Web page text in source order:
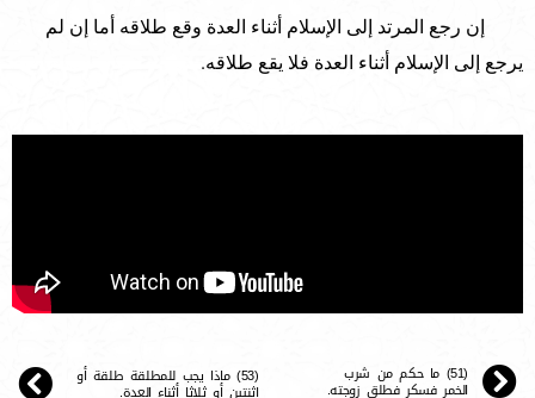
إن رجع المرتد إلى الإسلام أثناء العدة وقع طلاقه أما إن لم
يرجع إلى الإسلام أثناء العدة فلا يقع طلاقه.
(51) ما حكم من شرب
الخمر فسكر فطلق زوجته.
(53) ماذا يجب للمطلقة طلقة أو
اثنتين أو ثلاثا أثناء العدة.